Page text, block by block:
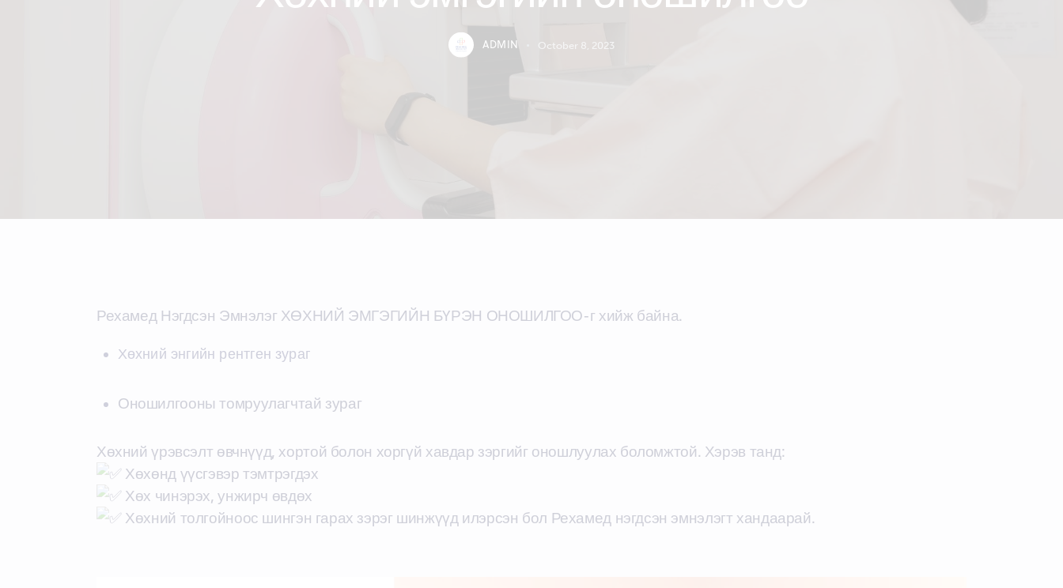
ADMIN October 8, 2023
Рехамед Нэгдсэн Эмнэлэг ХӨХНИЙ ЭМГЭГИЙН БҮРЭН ОНОШИЛГОО-г хийж байна.
Хөхний энгийн рентген зураг
Оношилгооны томруулагчтай зураг
Хөхний үрэвсэлт өвчнүүд, хортой болон хоргүй хавдар зэргийг оношлуулах боломжтой. Хэрэв танд:
Хөхөнд үүсгэвэр тэмтрэгдэх
Хөх чинэрэх, унжирч өвдөх
Хөхний толгойноос шингэн гарах зэрэг шинжүүд илэрсэн бол Рехамед нэгдсэн эмнэлэгт хандаарай.